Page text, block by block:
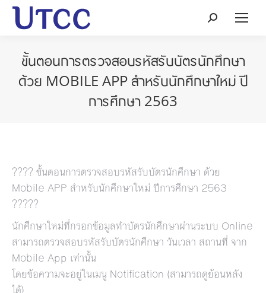
Search:
ขั้นตอนการตรวจสอบรหัสรับบัตรนักศึกษา
ด้วย MOBILE APP สำหรับนักศึกษาใหม่ ปี
การศึกษา 2563
???? ขั้นตอนการตรวจสอบรหัสรับบัตรนักศึกษา ด้วย
Mobile APP สำหรับนักศึกษาใหม่ ปีการศึกษา 2563
?????
นักศึกษาใหม่ที่กรอกข้อมูลทำบัตรนักศึกษาผ่านระบบ Online
สามารถตรวจสอบรหัสรับบัตรนักศึกษา วันเวลา สถานที่ จาก
Mobile App เท่านั้น
โดยข้อความจะอยู่ในเมนู Notification (สามารถดูย้อนหลัง